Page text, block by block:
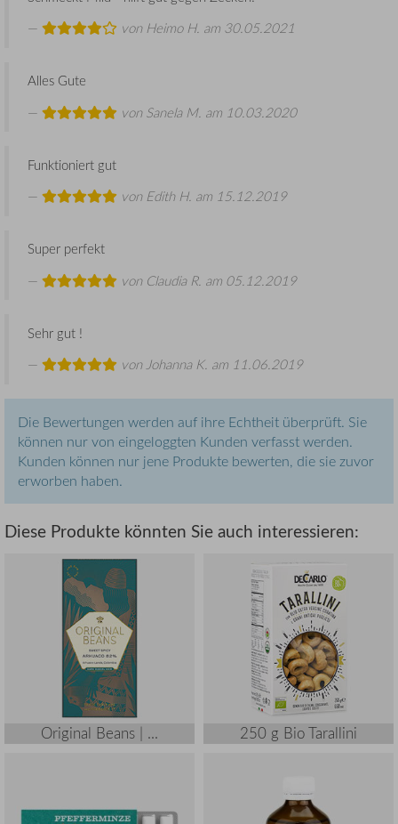
von Heimo H. am 30.05.2021
Alles Gute
von Sanela M. am 10.03.2020
Funktioniert gut
von Edith H. am 15.12.2019
Super perfekt
von Claudia R. am 05.12.2019
Sehr gut !
vonJohanna K. am 11.06.2019
Die Bewertungen werden auf ihre Echtheit überprüft. Sie
können nur von eingeloggten Kunden verfasst werden.
Kunden können nur jene Produkte bewerten, die sie zuvor
erworben haben.
Diese Produkte könnten Sie auch interessieren:
Original Beans | ... 250 g Bio Tarallini